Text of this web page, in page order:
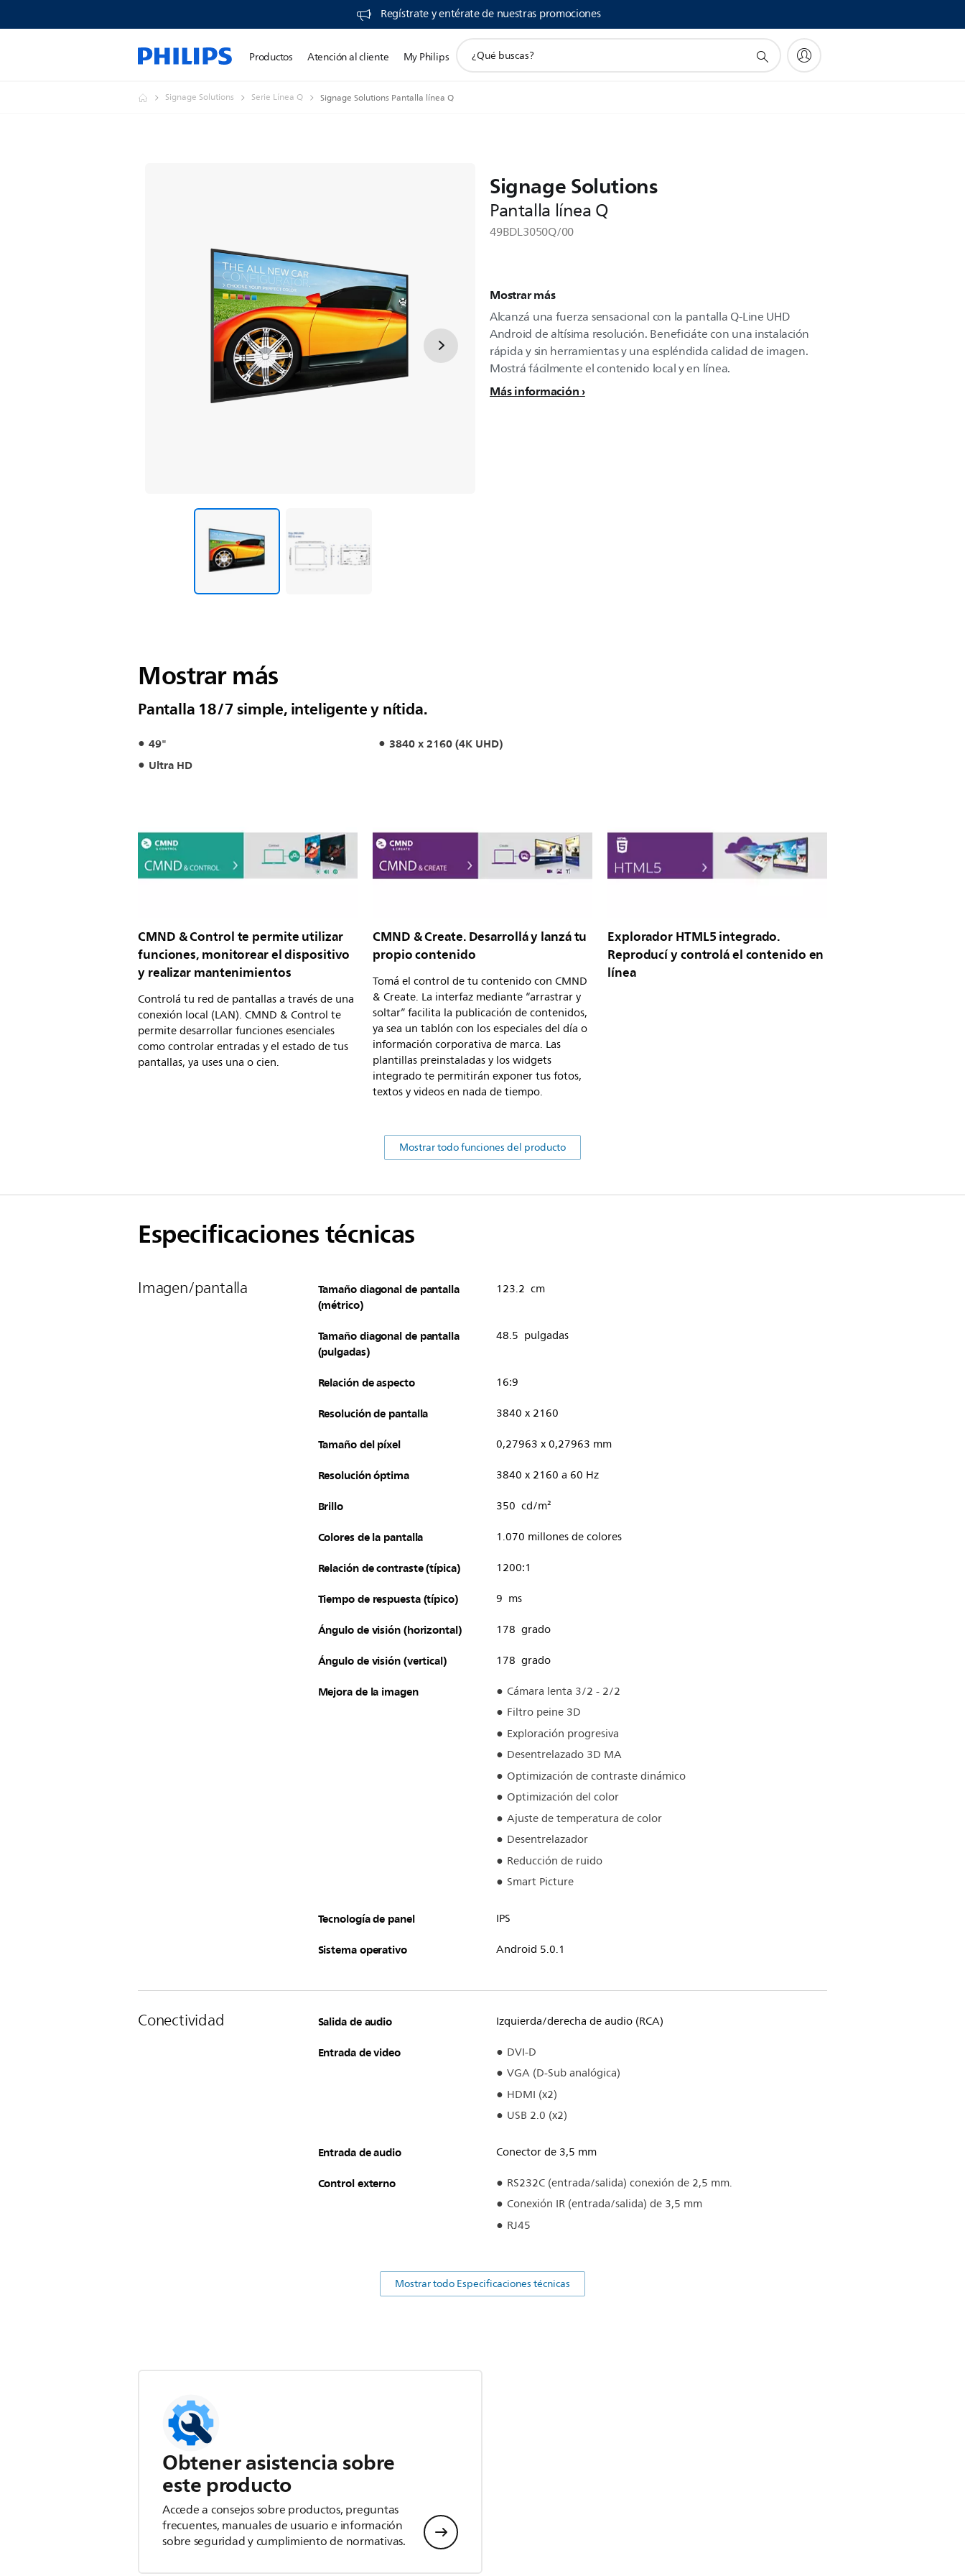
​ Regístrate y entérate de nuestras promociones
Productos Atención al cliente My Philips
Signage Solutions Serie Línea Q Signage Solutions Pantalla línea Q
Signage Solutions
Pantalla línea Q
49BDL3050Q/00
Mostrar más
Alcanzá una fuerza sensacional con la pantalla Q-Line UHD
Android de altísima resolución. Beneficiáte con una instalación
rápida y sin herramientas y una espléndida calidad de imagen.
Mostrá fácilmente el contenido local y en línea.
Más información
Mostrar más
Pantalla 18/7 simple, inteligente y nítida.
49"
3840 x 2160 (4K UHD)
Ultra HD
CMND & Control te permite utilizar
funciones, monitorear el dispositivo
y realizar mantenimientos
Controlá tu red de pantallas a través de una
conexión local (LAN). CMND & Control te
permite desarrollar funciones esenciales
como controlar entradas y el estado de tus
pantallas, ya uses una o cien.
CMND & Create. Desarrollá y lanzá tu
propio contenido
Tomá el control de tu contenido con CMND
& Create. La interfaz mediante “arrastrar y
soltar” facilita la publicación de contenidos,
ya sea un tablón con los especiales del día o
información corporativa de marca. Las
plantillas preinstaladas y los widgets
integrado te permitirán exponer tus fotos,
textos y videos en nada de tiempo.
Explorador HTML5 integrado.
Reproducí y controlá el contenido en
línea
Mostrar todo funciones del producto
Especificaciones técnicas
Imagen/pantalla
Tamaño diagonal de pantalla
(métrico)
123.2 cm
Tamaño diagonal de pantalla
(pulgadas)
48.5 pulgadas
Relación de aspecto 16:9
Resolución de pantalla 3840 x 2160
Tamaño del píxel 0,27963 x 0,27963 mm
Resolución óptima 3840 x 2160 a 60 Hz
Brillo 350 cd/m²
Colores de la pantalla 1.070 millones de colores
Relación de contraste (típica) 1200:1
Tiempo de respuesta (típico) 9 ms
Ángulo de visión (horizontal) 178 grado
Ángulo de visión (vertical) 178 grado
Mejora de la imagen
Cámara lenta 3/2 - 2/2
Filtro peine 3D
Exploración progresiva
Desentrelazado 3D MA
Optimización de contraste dinámico
Optimización del color
Ajuste de temperatura de color
Desentrelazador
Reducción de ruido
Smart Picture
Tecnología de panel IPS
Sistema operativo Android 5.0.1
Conectividad Salida de audio Izquierda/derecha de audio (RCA)
Entrada de video
DVI-D
VGA (D-Sub analógica)
HDMI (x2)
USB 2.0 (x2)
Entrada de audio Conector de 3,5 mm
Control externo
RS232C (entrada/salida) conexión de 2,5 mm.
Conexión IR (entrada/salida) de 3,5 mm
RJ45
Mostrar todo Especificaciones técnicas
Obtener asistencia sobre
este producto
Accede a consejos sobre productos, preguntas
frecuentes, manuales de usuario e información
sobre seguridad y cumplimiento de normativas.